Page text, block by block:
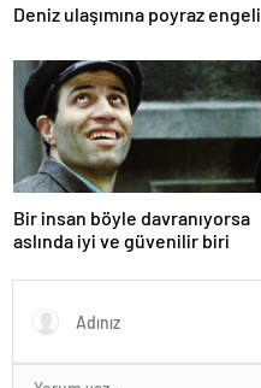
Deniz ulaşımına poyraz engeli
Bir insan böyle davranıyorsa
aslında iyi ve güvenilir biri